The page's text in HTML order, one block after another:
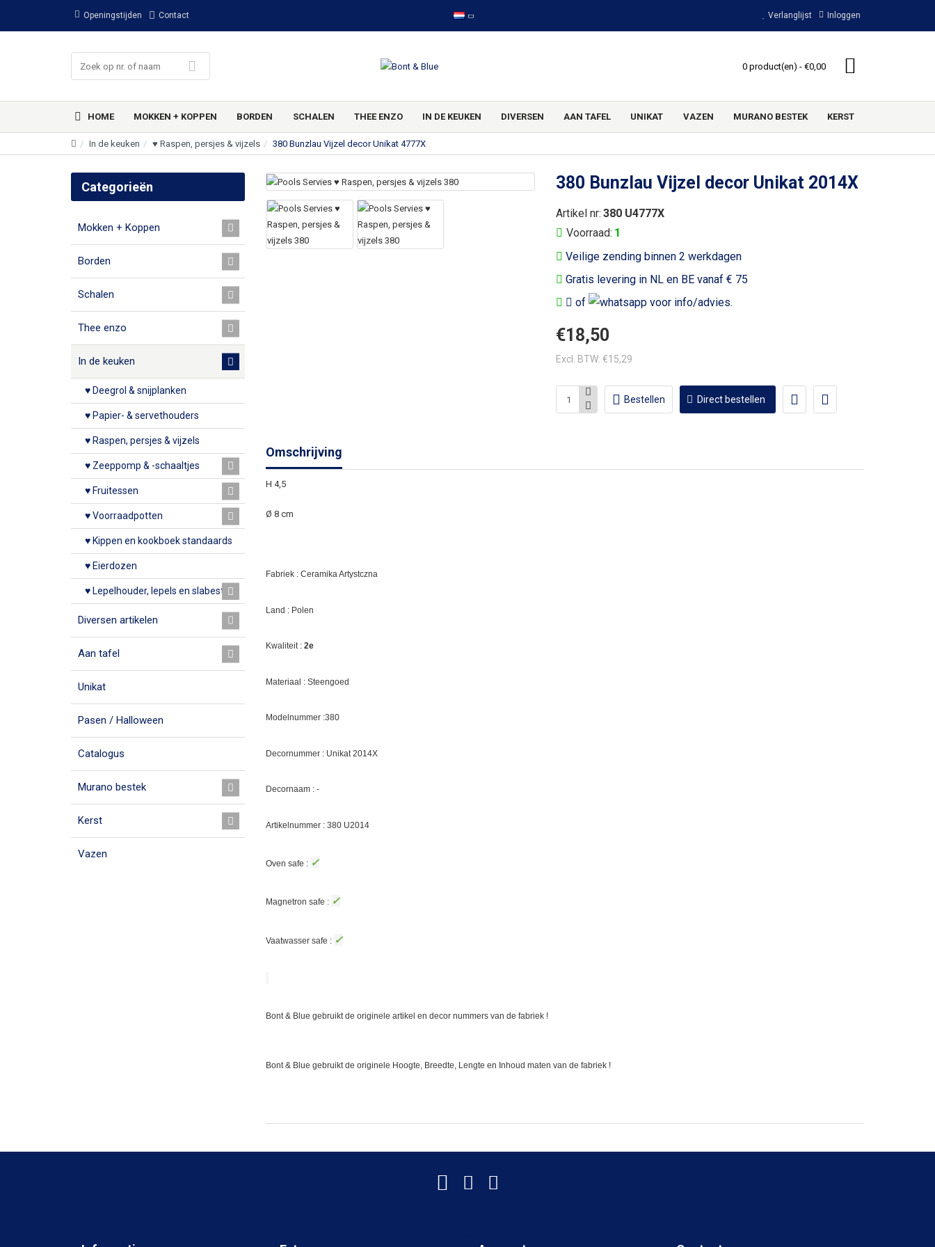
Openingstijden Contact Verlanglijst Inloggen
0 product(en) - €0,00
HOME MOKKEN + KOPPEN BORDEN SCHALEN THEE ENZO IN DE KEUKEN DIVERSEN AAN TAFEL UNIKAT VAZEN MURANO BESTEK KERST
In de keuken ♥ Raspen, persjes & vijzels 380 Bunzlau Vijzel decor Unikat 4777X
Categorieën
Mokken + Koppen
Borden
Schalen
Thee enzo
In de keuken
♥ Deegrol & snijplanken
♥ Papier- & servethouders
♥ Raspen, persjes & vijzels
♥ Zeeppomp & -schaaltjes
♥ Fruitessen
♥ Voorraadpotten
♥ Kippen en kookboek standaards
♥ Eierdozen
♥ Lepelhouder, lepels en slabestek
Diversen artikelen
Aan tafel
Unikat
Pasen / Halloween
Catalogus
Murano bestek
Kerst
Vazen
380 Bunzlau Vijzel decor Unikat 2014X
Veilige zending binnen 2 werkdagen
Gratis levering in NL en BE vanaf € 75
of
voor info/advies.
Voorraad: 1
Artikel nr: 380 U4777X
€18,50
Excl. BTW: €15,29
Bestellen Direct bestellen
Omschrijving
H 4,5
Ø 8 cm
Fabriek : Ceramika Artystczna
Land : Polen
Kwaliteit : 2e
Materiaal : Steengoed
Modelnummer :380
Decornummer : Unikat 2014X
Decornaam : -
Artikelnummer : 380 U2014
Oven safe : ✓
Magnetron safe : ✓
Vaatwasser safe : ✓
Bont & Blue gebruikt de originele artikel en decor nummers van de fabriek !
Bont & Blue gebruikt de originele Hoogte, Breedte, Lengte en Inhoud maten van de fabriek !